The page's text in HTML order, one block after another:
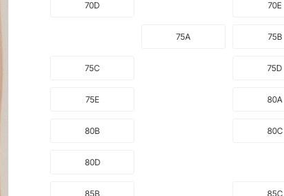
70D 70E
75A 75B
75C 75D
75E 80A
80B 80C
80D
85B 85C